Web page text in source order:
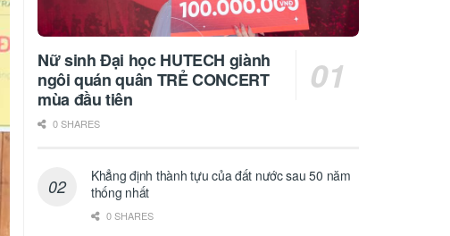
Nữ sinh Đại học HUTECH giành
ngôi quán quân TRẺ CONCERT
mùa đầu tiên
0 SHARES
Khẳng định thành tựu của đất nước sau 50 năm
thống nhất
0 SHARES